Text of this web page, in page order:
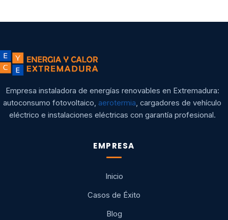
Empresa instaladora de energías renovables en Extremadura:
autoconsumo fotovoltaico,aerotermia, cargadores de vehículo
eléctrico e instalaciones eléctricas con garantía profesional.
EMPRESA
Inicio
Casos de Éxito
Blog